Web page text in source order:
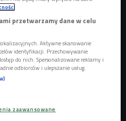
przetwarzamy dane w celu
Aktywne skanowanie
identyfikacji. Przechowywanie
do nich. Spersonalizowane reklamy i
odbiorców i ulepszanie usług.
zaawansowane